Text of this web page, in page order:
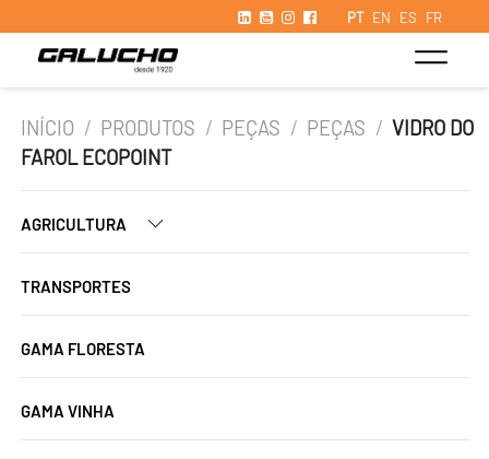
PT EN ES FR
INÍCIO / PRODUTOS / PEÇAS / PEÇAS / VIDRO DO
FAROL ECOPOINT
AGRICULTURA
TRANSPORTES
GAMA FLORESTA
GAMA VINHA